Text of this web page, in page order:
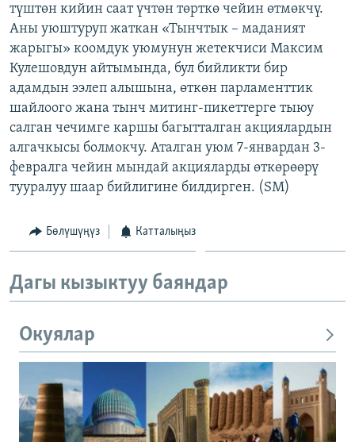
АЗАТТЫК+
ЫҢГАЙСЫЗ СУРООЛОР
ОНЛАЙН ШЕРИНЕ
ЭЕ/АРнун бардык сайттары
түштөн кийин саат үчтөн төрткө чейин өтмөкчү.
Аны уюштуруп жаткан «Тынчтык – маданият
жарыгы» коомдук уюмунун жетекчиси Максим
Кулешовдун айтымында, бул бийликти бир
адамдын ээлеп алышына, өткөн парламенттик
шайлоого жана тынч митинг-пикеттерге тыюу
салган чечимге каршы багытталган акциялардын
алгачкысы болмокчу. Аталган уюм 7-январдан 3-
февралга чейин мындай акцияларды өткөрөөрү
тууралуу шаар бийлигине билдирген. (SM)
Бөлүшүңүз Катталыңыз
Дагы кызыктуу баяндар
Окуялар